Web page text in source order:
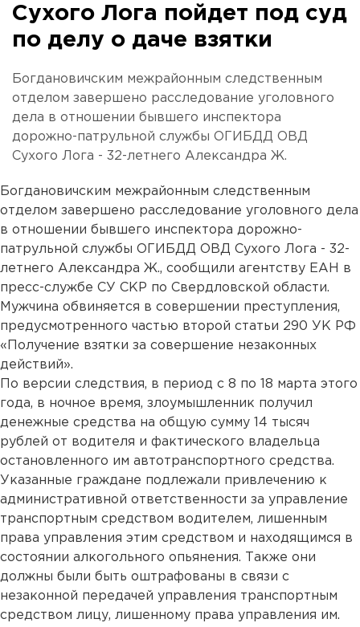
Сухого Лога пойдет под суд
по делу о даче взятки
Богдановичским межрайонным следственным
отделом завершено расследование уголовного
дела в отношении бывшего инспектора
дорожно-патрульной службы ОГИБДД ОВД
Сухого Лога - 32-летнего Александра Ж.
Богдановичским межрайонным следственным
отделом завершено расследование уголовного дела
в отношении бывшего инспектора дорожно-
патрульной службы ОГИБДД ОВД Сухого Лога - 32-
летнего Александра Ж., сообщили агентству ЕАН в
пресс-службе СУ СКР по Свердловской области.
Мужчина обвиняется в совершении преступления,
предусмотренного частью второй статьи 290 УК РФ
«Получение взятки за совершение незаконных
действий».
По версии следствия, в период с 8 по 18 марта этого
года, в ночное время, злоумышленник получил
денежные средства на общую сумму 14 тысяч
рублей от водителя и фактического владельца
остановленного им автотранспортного средства.
Указанные граждане подлежали привлечению к
административной ответственности за управление
транспортным средством водителем, лишенным
права управления этим средством и находящимся в
состоянии алкогольного опьянения. Также они
должны были быть оштрафованы в связи с
незаконной передачей управления транспортным
средством лицу, лишенному права управления им.